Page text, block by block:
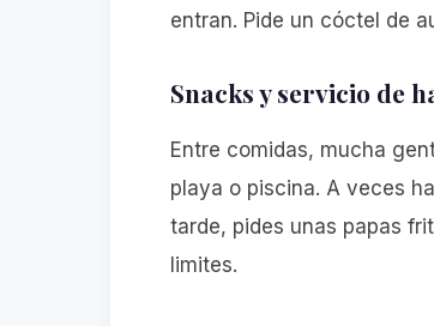
entran. Pide un cóctel de
Snacks y servicio de
Entre comidas, mucha
playa o piscina. A veces
tarde, pides unas papas
limites.